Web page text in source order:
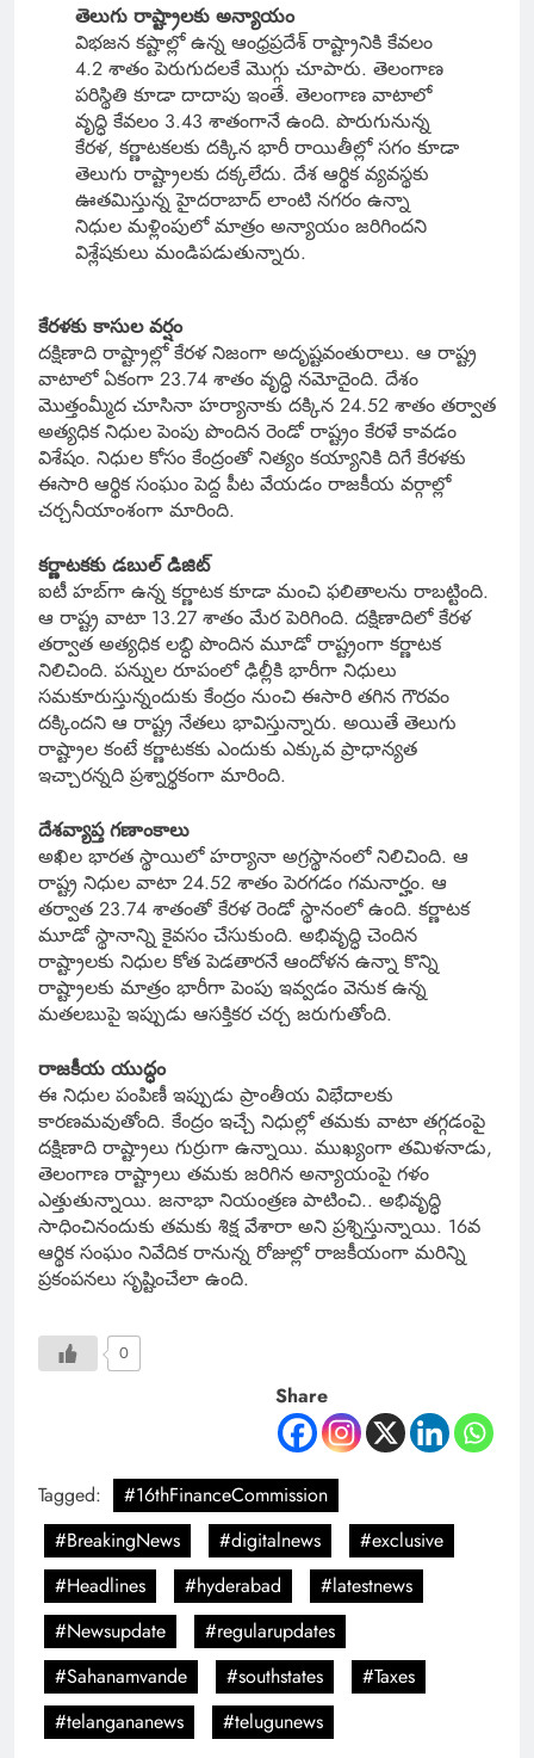
తెలుగు రాష్ట్రాలకు అన్యాయం
విభజన కష్టాల్లో ఉన్న ఆంధ్రప్రదేశ్ రాష్ట్రానికి కేవలం
4.2 శాతం పెరుగుదలకే మొగ్గు చూపారు. తెలంగాణ
పరిస్థితి కూడా దాదాపు ఇంతే. తెలంగాణ వాటాలో
వృద్ధి కేవలం 3.43 శాతంగానే ఉంది. పొరుగునున్న
కేరళ, కర్ణాటకలకు దక్కిన భారీ రాయితీల్లో సగం కూడా
తెలుగు రాష్ట్రాలకు దక్కలేదు. దేశ ఆర్థిక వ్యవస్థకు
ఊతమిస్తున్న హైదరాబాద్ లాంటి నగరం ఉన్నా
నిధుల మళ్లింపులో మాత్రం అన్యాయం జరిగిందని
విశ్లేషకులు మండిపడుతున్నారు.
కేరళకు కాసుల వర్షం
దక్షిణాది రాష్ట్రాల్లో కేరళ నిజంగా అదృష్టవంతురాలు. ఆ రాష్ట్ర
వాటాలో ఏకంగా 23.74 శాతం వృద్ధి నమోదైంది. దేశం
మొత్తంమ్మీద చూసినా హర్యానాకు దక్కిన 24.52 శాతం తర్వాత
అత్యధిక నిధుల పెంపు పొందిన రెండో రాష్ట్రం కేరళే కావడం
విశేషం. నిధుల కోసం కేంద్రంతో నిత్యం కయ్యానికి దిగే కేరళకు
ఈసారి ఆర్థిక సంఘం పెద్ద పీట వేయడం రాజకీయ వర్గాల్లో
చర్చనీయాంశంగా మారింది.
కర్ణాటకకు డబుల్ డిజిట్
ఐటీ హబ్‌గా ఉన్న కర్ణాటక కూడా మంచి ఫలితాలను రాబట్టింది.
ఆ రాష్ట్ర వాటా 13.27 శాతం మేర పెరిగింది. దక్షిణాదిలో కేరళ
తర్వాత అత్యధిక లబ్ధి పొందిన మూడో రాష్ట్రంగా కర్ణాటక
నిలిచింది. పన్నుల రూపంలో ఢిల్లీకి భారీగా నిధులు
సమకూరుస్తున్నందుకు కేంద్రం నుంచి ఈసారి తగిన గౌరవం
దక్కిందని ఆ రాష్ట్ర నేతలు భావిస్తున్నారు. అయితే తెలుగు
రాష్ట్రాల కంటే కర్ణాటకకు ఎందుకు ఎక్కువ ప్రాధాన్యత
ఇచ్చారన్నది ప్రశ్నార్థకంగా మారింది.
దేశవ్యాప్త గణాంకాలు
అఖిల భారత స్థాయిలో హర్యానా అగ్రస్థానంలో నిలిచింది. ఆ
రాష్ట్ర నిధుల వాటా 24.52 శాతం పెరగడం గమనార్హం. ఆ
తర్వాత 23.74 శాతంతో కేరళ రెండో స్థానంలో ఉంది. కర్ణాటక
మూడో స్థానాన్ని కైవసం చేసుకుంది. అభివృద్ధి చెందిన
రాష్ట్రాలకు నిధుల కోత పెడతారనే ఆందోళన ఉన్నా కొన్ని
రాష్ట్రాలకు మాత్రం భారీగా పెంపు ఇవ్వడం వెనుక ఉన్న
మతలబుపై ఇప్పుడు ఆసక్తికర చర్చ జరుగుతోంది.
రాజకీయ యుద్ధం
ఈ నిధుల పంపిణీ ఇప్పుడు ప్రాంతీయ విభేదాలకు
కారణమవుతోంది. కేంద్రం ఇచ్చే నిధుల్లో తమకు వాటా తగ్గడంపై
దక్షిణాది రాష్ట్రాలు గుర్రుగా ఉన్నాయి. ముఖ్యంగా తమిళనాడు,
తెలంగాణ రాష్ట్రాలు తమకు జరిగిన అన్యాయంపై గళం
ఎత్తుతున్నాయి. జనాభా నియంత్రణ పాటించి.. అభివృద్ధి
సాధించినందుకు తమకు శిక్ష వేశారా అని ప్రశ్నిస్తున్నాయి. 16వ
ఆర్థిక సంఘం నివేదిక రానున్న రోజుల్లో రాజకీయంగా మరిన్ని
ప్రకంపనలు సృష్టించేలా ఉంది.
0
Share
Tagged:
#16thFinanceCommission
#BreakingNews
#digitalnews
#exclusive
#Headlines
#hyderabad
#latestnews
#Newsupdate
#regularupdates
#Sahanamvande
#southstates
#Taxes
#telangananews
#telugunews